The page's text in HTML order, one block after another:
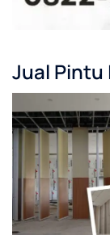
Jual Pintu